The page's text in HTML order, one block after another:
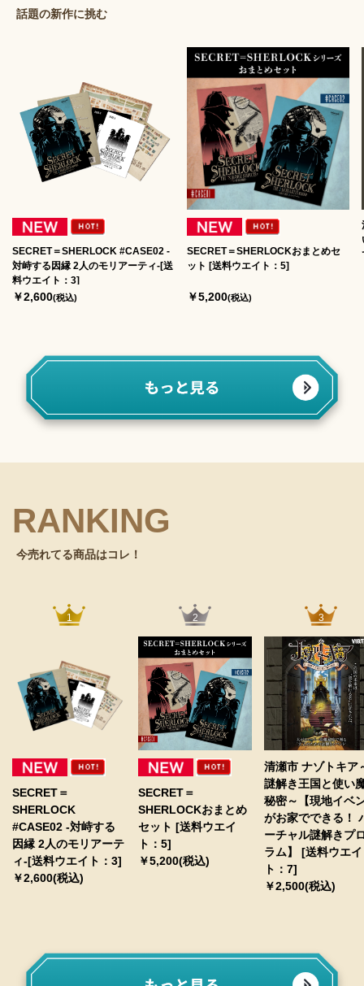
話題の新作に挑む
SECRET＝SHERLOCK #CASE02 -
対峙する因縁 2人のモリアーティ-[送
料ウエイト：3]
￥2,600(税込)
SECRET＝SHERLOCKおまとめセ
ット [送料ウエイト：5]
￥5,200(税込)
RANKING
今売れてる商品はコレ！
1
SECRET＝
SHERLOCK
#CASE02 -対峙する
因縁 2人のモリアーテ
ィ-[送料ウエイト：3]
￥2,600(税込)
2
SECRET＝
SHERLOCKおまとめ
セット [送料ウエイ
ト：5]
￥5,200(税込)
3
清瀬市 ナゾトキア
謎解き王国と使い
秘密～【現地イベ
がお家でできる！
ーチャル謎解きプ
ラム】 [送料ウエイ
ト：7]
￥2,500(税込)